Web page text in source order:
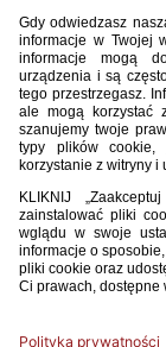
z Izraelem.
Biało-czerwone
gospodarzem
Mielcu i
2 kwietnia 2025,
Finlandia – Polska 1:0
Bramka: Aada
Sobierajska (64,